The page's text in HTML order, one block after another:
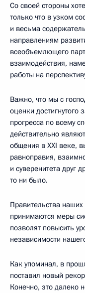
Со своей стороны
только что в узком
и весьма
направлениям
всеобъемлющего
взаимодействия,
работы на
Важно, что мы с
оценки достигнутого
прогресса по всему
действительно
общения в XXI веке,
равноправия,
и суверенитета друг
то ни было.
Правительства
принимаются меры
позволят повысить
независимости
Как упоминал, в
поставил новый
Конечно, это далеко